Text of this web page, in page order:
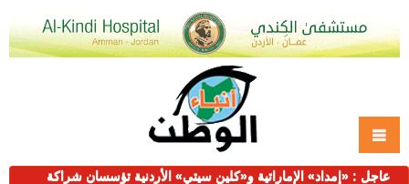
عاجل : «إمداد» الإماراتية و«كلين سيتي» الأردنية تؤسسان شراكة